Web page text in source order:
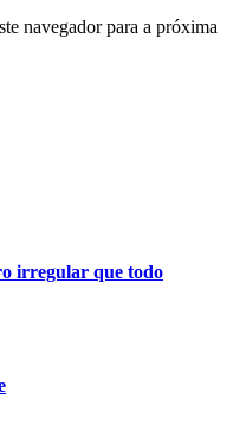
navegador para a próxima
irregular que todo